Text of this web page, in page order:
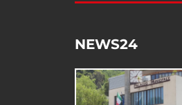
NEWS24